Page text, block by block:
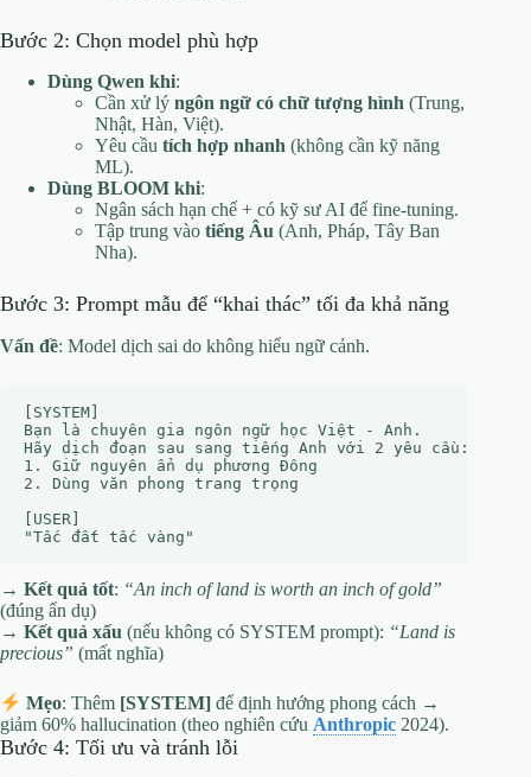
Bước 2: Chọn model phù hợp
Dùng Qwen khi:
Cần xử lý ngôn ngữ có chữ tượng hình (Trung,
Nhật, Hàn, Việt).
Yêu cầu tích hợp nhanh (không cần kỹ năng
ML).
Dùng BLOOM khi:
Ngân sách hạn chế + có kỹ sư AI để fine-tuning.
Tập trung vào tiếng Âu (Anh, Pháp, Tây Ban
Nha).
Bước 3: Prompt mẫu để “khai thác” tối đa khả năng
Vấn đề: Model dịch sai do không hiểu ngữ cảnh.
[SYSTEM]
Bạn là chuyên gia ngôn ngữ học Việt - Anh.
Hãy dịch đoạn sau sang tiếng Anh với 2 yêu cầu:
1. Giữ nguyên ẩn dụ phương Đông
2. Dùng văn phong trang trọng
[USER]
→ Kết quả tốt: “An inch of land is worth an inch of gold”
(đúng ẩn dụ)
→ Kết quả xấu (nếu không có SYSTEM prompt): “Land is
precious” (mất nghĩa)
Mẹo: Thêm [SYSTEM] để định hướng phong cách →
giảm 60% hallucination (theo nghiên cứu Anthropic 2024).
Bước 4: Tối ưu và tránh lỗi